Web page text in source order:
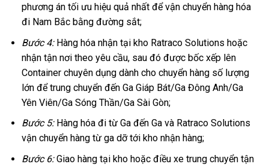
phương án tối ưu hiệu quả nhất để vận chuyển hàng hóa
đi Nam Bắc bằng đường sắt;
Bước 4:Hàng hóa nhận tại kho Ratraco Solutions hoặc
nhận tận nơi theo yêu cầu, sau đó được bốc xếp lên
Container chuyên dụng dành cho chuyển hàng số lượng
lớn để trung chuyển đến Ga Giáp Bát/Ga Đông Anh/Ga
Yên Viên/Ga Sóng Thần/Ga Sài Gòn;
Bước 5:Hàng hóa đi từ Ga đến Ga và Ratraco Solutions
vận chuyển hàng từ ga dỡ tới kho nhận hàng;
Bước 6:Giao hàng tại kho hoặc điều xe trung chuyển tận